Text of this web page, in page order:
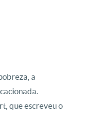
a
que escreveu o